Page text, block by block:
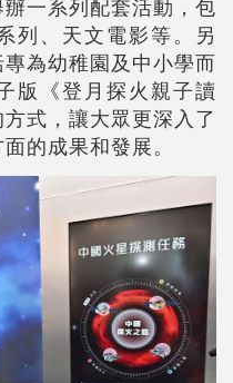
一系列配套活動，包
列、天文電影等。另
為幼稚園及中小學而
版《登月探火親子讀
式，讓大眾更深入了
的成果和發展。